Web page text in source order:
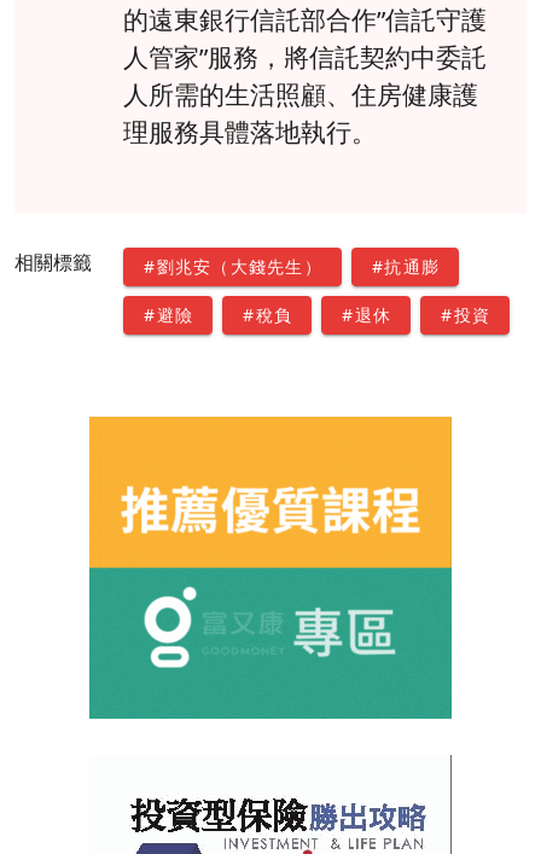
的遠東銀行信託部合作”信託守護
人管家”服務，將信託契約中委託
人所需的生活照顧、住房健康護
理服務具體落地執行。
相關標籤 #劉兆安（大錢先生） #抗通膨
#避險 #稅負 #退休 #投資